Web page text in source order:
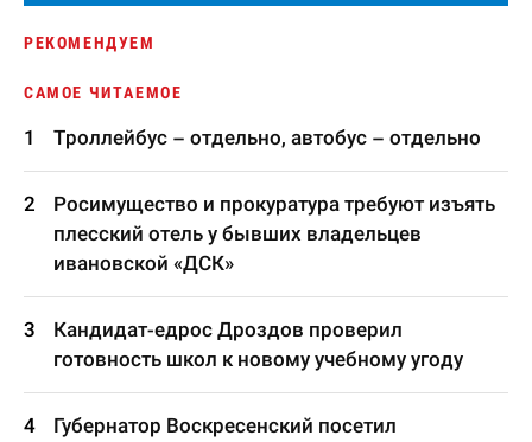
РЕКОМЕНДУЕМ
САМОЕ ЧИТАЕМОЕ
Троллейбус – отдельно, автобус – отдельно
Росимущество и прокуратура требуют изъять
плесский отель у бывших владельцев
ивановской «ДСК»
Кандидат-едрос Дроздов проверил
готовность школ к новому учебному угоду
Губернатор Воскресенский посетил